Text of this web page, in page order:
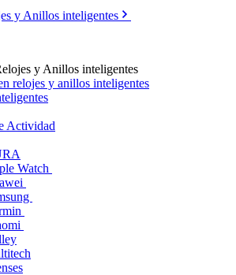
y Anillos inteligentes
y Anillos inteligentes
relojes y anillos inteligentes
Actividad
Watch